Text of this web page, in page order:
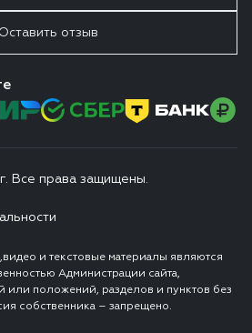
Оставить отзыв
Все права защищены.
и текстовые материалы являются
Администрации сайта,
или положений, разделов и пунктов без
собственника – запрещено.